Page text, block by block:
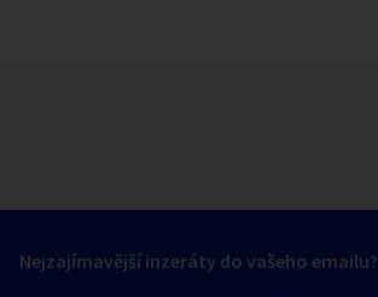
Nejzajímavější inzeráty do vašeho emailu?